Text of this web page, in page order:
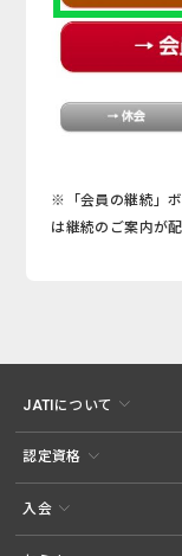
※「会員の継続」
は継続のご案内が
JATIについて
認定資格
入会